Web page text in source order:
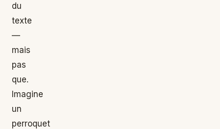
du
texte
—
mais
pas
que.
Imagine
un
perroquet